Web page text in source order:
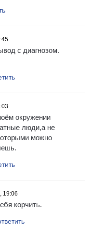
с диагнозом.
окружении
люди,а не
можно
19:06
корчить.